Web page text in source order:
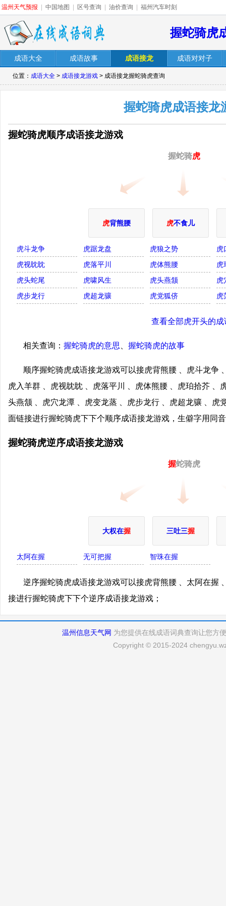
温州天气预报 中国地图 区号查询 油价查询 福州汽车时刻
握蛇骑虎
成语大全 成语故事 成语接龙 成语对对子
位置： 成语大全 > 成语接龙游戏 > 成语接龙握蛇骑虎查询
握蛇骑虎成语接龙
握蛇骑虎顺序成语接龙游戏
握蛇骑虎
虎背熊腰 虎不食儿
虎斗龙争 虎踞龙盘 虎狼之势
虎
虎视眈眈
虎落平川 虎体熊腰
虎
虎头蛇尾
虎啸风生 虎头燕颔
虎
虎步龙行
虎超龙骧 虎党狐侪 虎
查看全部虎开头的成
相关查询： 握蛇骑虎的意思 握蛇骑虎的故事
顺序握蛇骑虎成语接龙游戏可以接虎背熊腰 、虎斗龙争
虎入羊群 、虎视眈眈 、虎落平川 、虎体熊腰 、虎珀拾芥 、
头燕颔 、虎穴龙潭 、虎变龙蒸 、虎步龙行 、虎超龙骧 、虎
面链接进行握蛇骑虎下下个顺序成语接龙游戏，生僻字用同
握蛇骑虎逆序成语接龙游戏
握蛇骑虎
大权在握 三吐三握
太阿在握 无可把握 智珠在握
逆序握蛇骑虎成语接龙游戏可以接虎背熊腰 、太阿在握
接进行握蛇骑虎下下个逆序成语接龙游戏；
温州信息天气网 为您提供在线成语词典查询让您方
Copyright © 2015-2024